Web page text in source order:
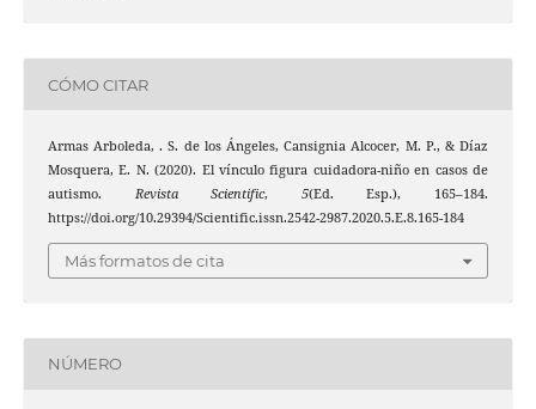
CÓMO CITAR
Armas Arboleda, . S. de los Ángeles, Cansignia Alcocer, M. P., & Díaz
Mosquera, E. N. (2020). El vínculo figura cuidadora-niño en casos de
autismo. Revista Scientific, 5(Ed. Esp.), 165–184.
https://doi.org/10.29394/Scientific.issn.2542-2987.2020.5.E.8.165-184
Más formatos de cita
NÚMERO